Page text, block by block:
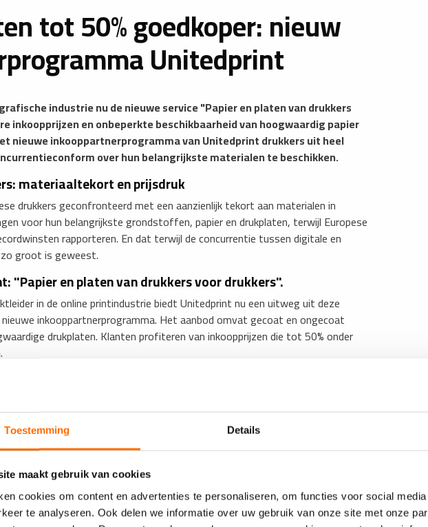
Toestemming Details
maakt gebruik van cookies
cookies om content en advertenties te personaliseren, om functies voor social
te analyseren. Ook delen we informatie over uw gebruik van onze site met onze
tot 50% goedkoper: nieuw
Unitedprint
industrie nu de nieuwe service "Papier en platen van drukkers
inkoopprijzen en onbeperkte beschikbaarheid van hoogwaardig papier
nieuwe inkooppartnerprogramma van Unitedprint drukkers uit heel
over hun belangrijkste materialen te beschikken.
materiaaltekort en prijsdruk
drukkers geconfronteerd met een aanzienlijk tekort aan materialen in
voor hun belangrijkste grondstoffen, papier en drukplaten, terwijl Europese
rapporteren. En dat terwijl de concurrentie tussen digitale en
groot is geweest.
"Papier en platen van drukkers voor drukkers".
in de online printindustrie biedt Unitedprint nu een uitweg uit deze
inkooppartnerprogramma. Het aanbod omvat gecoat en ongecoat
drukplaten. Klanten profiteren van inkoopprijzen die tot 50% onder
eerlijk.
mogelijk.